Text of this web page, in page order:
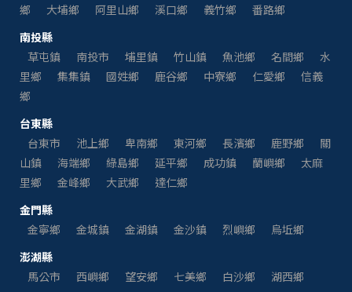
鄉
大埔鄉 阿里山鄉 溪口鄉 義竹鄉
番路鄉
南投縣
草屯鎮
南投市 埔里鎮 竹山鎮 魚池鄉 名間鄉
水
里鄉
集集鎮 國姓鄉 鹿谷鄉 中寮鄉 仁愛鄉
信義
鄉
台東縣
台東市
池上鄉 卑南鄉 東河鄉 長濱鄉 鹿野鄉
關
山鎮
海端鄉 綠島鄉 延平鄉 成功鎮 蘭嶼鄉
太麻
里鄉
金峰鄉 大武鄉
達仁鄉
金門縣
金寧鄉
金城鎮 金湖鎮 金沙鎮 烈嶼鄉
烏坵鄉
澎湖縣
馬公市
西嶼鄉 望安鄉 七美鄉 白沙鄉
湖西鄉